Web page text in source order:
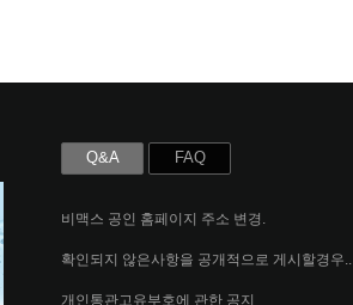
Q&A FAQ
비맥스 공인 홈페이지 주소 변경.
확인되지 않은사항을 공개적으로 게시할경우..
개인통관고유부호에 관한 공지